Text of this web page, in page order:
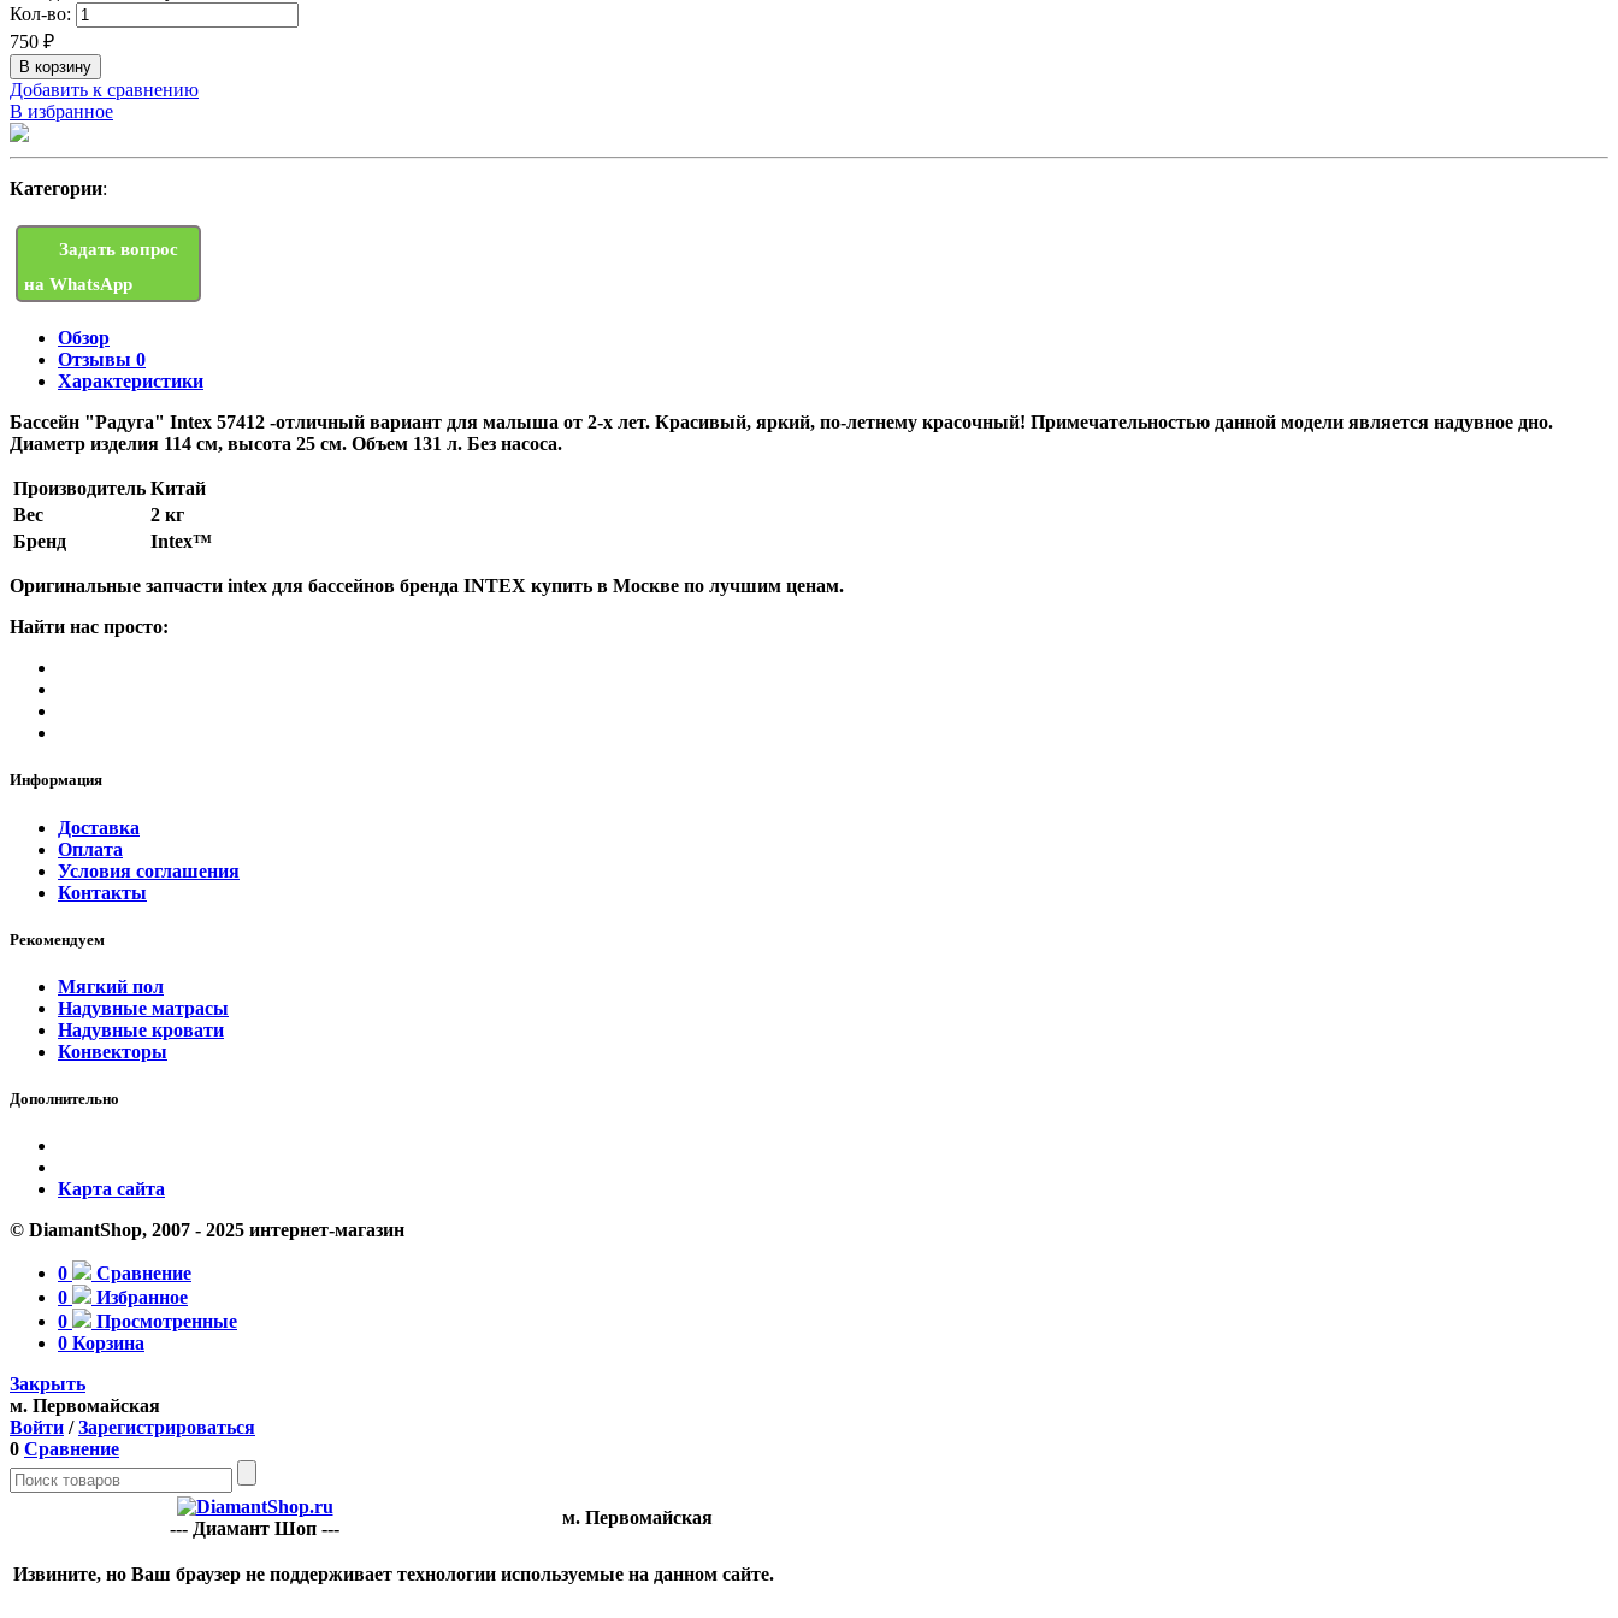
Кол-во:
750 ₽
Добавить к сравнению
В избранное
Категории:
Задать вопрос
на WhatsApp
Обзор
Отзывы 0
Характеристики
Бассейн "Радуга" Intex 57412 -отличный вариант для малыша от 2-х лет. Красивый, яркий, по-летнему красочный! Примечательностью данной модели является надувное дно.
Диаметр изделия 114 см, высота 25 см. Объем 131 л. Без насоса.
Производитель Китай
Вес
2 кг
Бренд
Intex™
Оригинальные запчасти intex для бассейнов бренда INTEX купить в Москве по лучшим ценам.
Найти нас просто:
Информация
Доставка
Оплата
Условия соглашения
Контакты
Рекомендуем
Мягкий пол
Надувные матрасы
Надувные кровати
Конвекторы
Дополнительно
Карта сайта
© DiamantShop, 2007 - 2025 интернет-магазин
0
Сравнение
0
Избранное
0
Просмотренные
0 Корзина
Закрыть
м. Первомайская
Войти /Зарегистрироваться
0 Сравнение
--- Диамант Шоп ---
м. Первомайская
Извините, но Ваш браузер не поддерживает технологии используемые на данном сайте.